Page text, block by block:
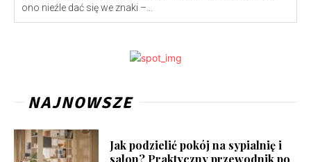
ono nieźle dać się we znaki –...
NAJNOWSZE
Jak podzielić pokój na sypialnię i
salon? Praktyczny przewodnik po